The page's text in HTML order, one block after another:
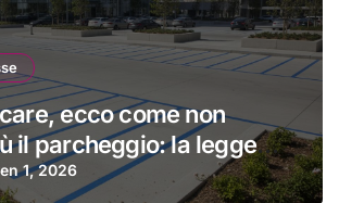
ecco come non
il parcheggio: la legge
ti dà ragione | I vigili non lo
1, 2026